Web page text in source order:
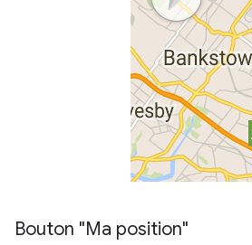
Bouton "Ma position"